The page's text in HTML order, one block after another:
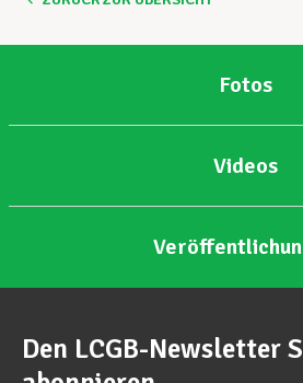
Fotos
Videos
Den LCGB-Newsletter